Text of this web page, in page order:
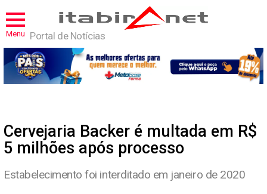
Menu Portal de Notícias
Cervejaria Backer é multada em R$
5 milhões após processo
Estabelecimento foi interditado em janeiro de 2020